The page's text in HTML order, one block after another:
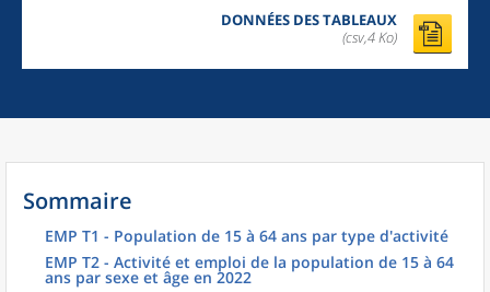
DONNÉES DES TABLEAUX
(csv,4 Ko)
Sommaire
EMP T1 - Population de 15 à 64 ans par type d'activité
EMP T2 - Activité et emploi de la population de 15 à 64
ans par sexe et âge en 2022